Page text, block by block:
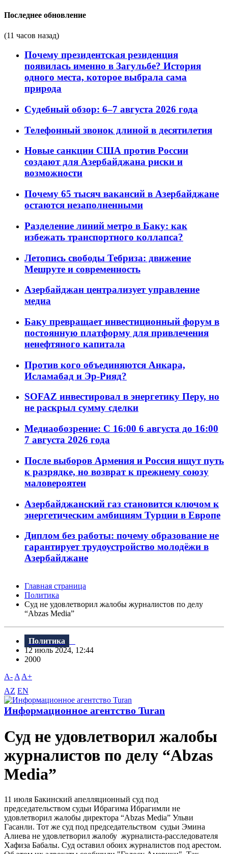
Последнее обновление
(11 часов назад)
Почему президентская резиденция
появилась именно в Загульбе? История
одного места, которое выбрала сама
природа
Судебный обзор: 6–7 августа 2026 года
Телефонный звонок длиной в десятилетия
Новые санкции США против России
создают для Азербайджана риски и
возможности
Почему 65 тысяч вакансий в Азербайджане
остаются незаполненными
Разделение линий метро в Баку: как
избежать транспортного коллапса?
Летопись свободы Тебриза: движение
Мешруте и современность
Азербайджан централизует управление
медиа
Баку превращает инвестиционный форум в
постоянную платформу для привлечения
ненефтяного капитала
Против кого объединяются Анкара,
Исламабад и Эр-Рияд?
SOFAZ инвестировал в энергетику Перу, но
не раскрыл сумму сделки
Медиаобозрение: С 16:00 6 августа до 16:00
7 августа 2026 года
После выборов Армения и Россия ищут путь
к разрядке, но возврат к прежнему союзу
маловероятен
Азербайджанский газ становится ключом к
энергетическим амбициям Турции в Европе
Диплом без работы: почему образование не
гарантирует трудоустройство молодёжи в
Азербайджане
Главная страница
Политика
Суд не удовлетворил жалобы журналистов по делу
“Abzas Media”
Политика
12 июль 2024, 12:44
2000
A- A A+
AZ EN
Информационное агентство Turan
Суд не удовлетворил жалобы
журналистов по делу “Abzas
Media”
11 июля Бакинский апелляционный суд под
председательством судьи Ибрагима Ибрагимли не
удовлетворил жалобы директора “Abzas Media” Ульви
Гасанли. Тот же суд под председательством судьи Эмина
Алиева не удовлетворил жалобу журналиста-расследователя
Хафиза Бабалы. Суд оставил обоих журналистов под арестом.